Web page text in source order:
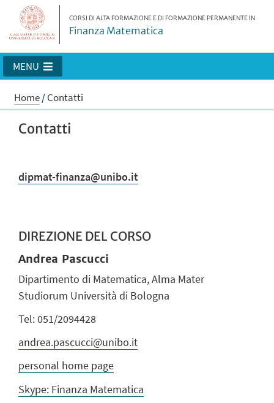
CORSI DI ALTA FORMAZIONE E DI FORMAZIONE PERMANENTE IN
Finanza Matematica
MENU
Home/Contatti
Contatti
dipmat-finanza@unibo.it
DIREZIONE DEL CORSO
Andrea Pascucci
Dipartimento di Matematica, Alma Mater
Studiorum Università di Bologna
Tel: 051/2094428
andrea.pascucci@unibo.it
personal home page
Skype: Finanza Matematica